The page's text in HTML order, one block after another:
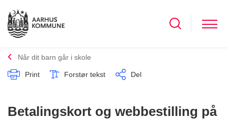
Når dit barn går i skole
Print Forstør tekst Del
Betalingskort og webbestilling på